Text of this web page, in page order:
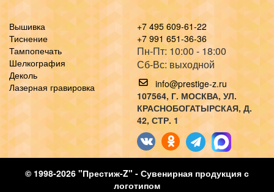
Вышивка
Тиснение
Тампопечать
Шелкография
Деколь
Лазерная гравировка
+7 495 609-61-22
+7 991 651-36-36
Пн-Пт: 10:00 - 18:00
Сб-Вс: выходной
info@prestige-z.ru
107564, Г. МОСКВА, УЛ.
КРАСНОБОГАТЫРСКАЯ, Д.
42, СТР. 1
© 1998-2026 "Престиж-Z" - Сувенирная продукция с
логотипом